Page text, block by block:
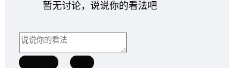
暂无讨论，说说你的看法吧